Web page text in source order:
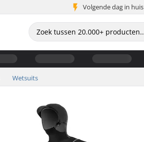
Volgende dag in huis
Wetsuits